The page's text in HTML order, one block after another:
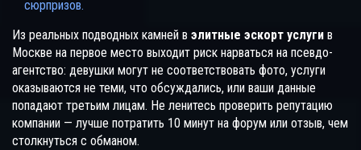
сюрпризов.
Из реальных подводных камней в элитные эскорт услуги в
Москве на первое место выходит риск нарваться на псевдо-
агентство: девушки могут не соответствовать фото, услуги
оказываются не теми, что обсуждались, или ваши данные
попадают третьим лицам. Не ленитесь проверить репутацию
компании — лучше потратить 10 минут на форум или отзыв, чем
столкнуться с обманом.